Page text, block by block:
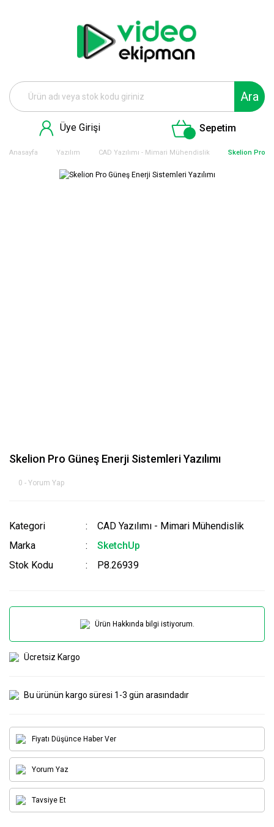
Ara
Üye Girişi Sepetim
Anasayfa Yazılım CAD Yazılımı - Mimari Mühendislik Skelion Pro
Skelion Pro Güneş Enerji Sistemleri Yazılımı
0 - Yorum Yap
Kategori
CAD Yazılımı - Mimari Mühendislik
Marka
SketchUp
Stok Kodu
P8.26939
Ürün Hakkında bilgi istiyorum.
Ücretsiz Kargo
Bu ürünün kargo süresi 1-3 gün arasındadır
Fiyatı Düşünce Haber Ver
Yorum Yaz
Tavsiye Et